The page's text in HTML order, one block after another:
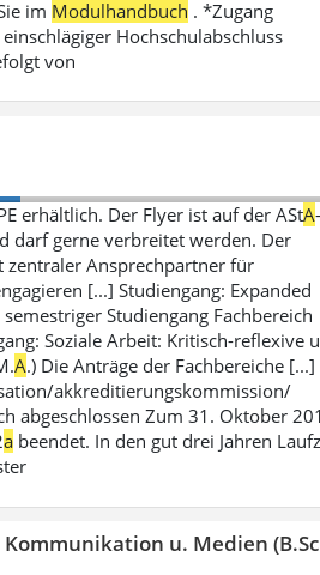
im Modulhandbuch . *Zugang
Hochschulabschluss
von
erhältlich. Der Flyer ist auf der AStA
darf gerne verbreitet werden. Der
zentraler Ansprechpartner für
[...] Studiengang: Expanded
Studiengang Fachbereich
Soziale Arbeit: Kritisch-reflexive
A.) Die Anträge der Fachbereiche [...]
akkreditierungskommission/
abgeschlossen Zum 31. Oktober
a beendet. In den gut drei Jahren
u. Medien